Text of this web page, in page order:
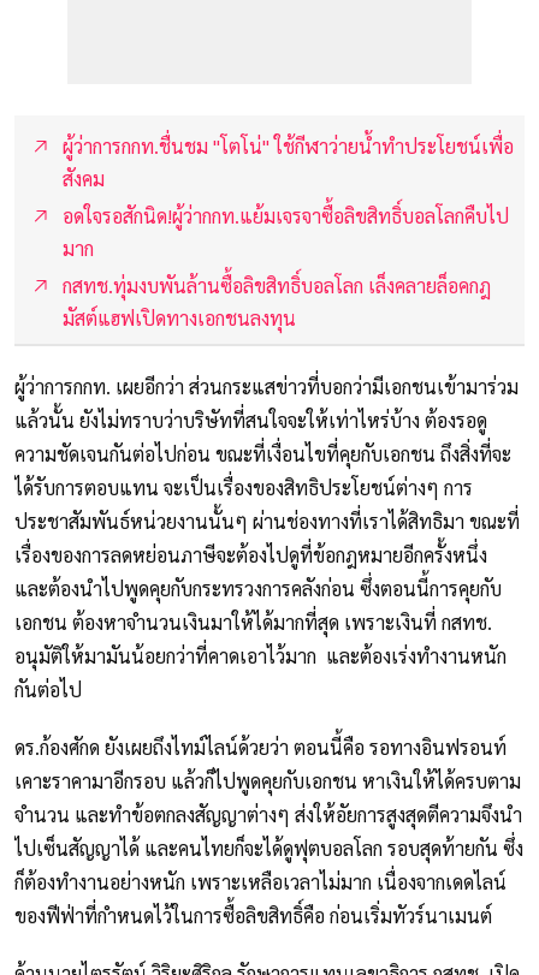
ผู้ว่าการกกท.ชื่นชม "โตโน่" ใช้กีฬาว่ายน้ำทำประโยชน์เพื่อ
สังคม
อดใจรอสักนิด!ผู้ว่ากกท.แย้มเจรจาซื้อลิขสิทธิ์บอลโลกคืบไป
มาก
กสทช.ทุ่มงบพันล้านซื้อลิขสิทธิ์บอลโลก เล็งคลายล็อคกฎ
มัสต์แฮฟเปิดทางเอกชนลงทุน
ผู้ว่าการกกท. เผยอีกว่า ส่วนกระแสข่าวที่บอกว่ามีเอกชนเข้ามาร่วม
แล้วนั้น ยังไม่ทราบว่าบริษัทที่สนใจจะให้เท่าไหร่บ้าง ต้องรอดู
ความชัดเจนกันต่อไปก่อน ขณะที่เงื่อนไขที่คุยกับเอกชน ถึงสิ่งที่จะ
ได้รับการตอบแทน จะเป็นเรื่องของสิทธิประโยชน์ต่างๆ การ
ประชาสัมพันธ์หน่วยงานนั้นๆ ผ่านช่องทางที่เราได้สิทธิมา ขณะที่
เรื่องของการลดหย่อนภาษีจะต้องไปดูที่ข้อกฎหมายอีกครั้งหนึ่ง
และต้องนำไปพูดคุยกับกระทรวงการคลังก่อน ซึ่งตอนนี้การคุยกับ
เอกชน ต้องหาจำนวนเงินมาให้ได้มากที่สุด เพราะเงินที่ กสทช.
อนุมัติให้มามันน้อยกว่าที่คาดเอาไว้มาก และต้องเร่งทำงานหนัก
กันต่อไป
ดร.ก้องศักด ยังเผยถึงไทม์ไลน์ด้วยว่า ตอนนี้คือ รอทางอินฟรอนท์
เคาะราคามาอีกรอบ แล้วก็ไปพูดคุยกับเอกชน หาเงินให้ได้ครบตาม
จำนวน และทำข้อตกลงสัญญาต่างๆ ส่งให้อัยการสูงสุดตีความจึงนำ
ไปเซ็นสัญญาได้ และคนไทยก็จะได้ดูฟุตบอลโลก รอบสุดท้ายกัน ซึ่ง
ก็ต้องทำงานอย่างหนัก เพราะเหลือเวลาไม่มาก เนื่องจากเดดไลน์
ของฟีฟ่าที่กำหนดไว้ในการซื้อลิขสิทธิ์คือ ก่อนเริ่มทัวร์นาเมนต์